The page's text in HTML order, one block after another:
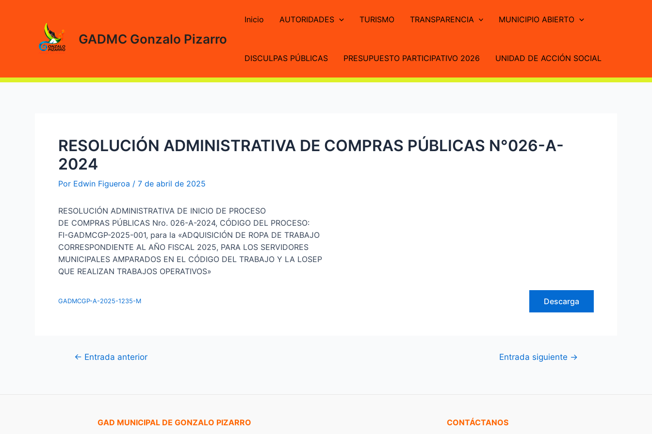
GADMC Gonzalo Pizarro
Inicio AUTORIDADES TURISMO TRANSPARENCIA MUNICIPIO ABIERTO
DISCULPAS PÚBLICAS PRESUPUESTO PARTICIPATIVO 2026 UNIDAD DE ACCIÓN SOCIAL
RESOLUCIÓN ADMINISTRATIVA DE COMPRAS PÚBLICAS N°026-A-
2024
Por Edwin Figueroa / 7 de abril de 2025
RESOLUCIÓN ADMINISTRATIVA DE INICIO DE PROCESO
DE COMPRAS PÚBLICAS Nro. 026-A-2024, CÓDIGO DEL PROCESO:
FI-GADMCGP-2025-001, para la «ADQUISICIÓN DE ROPA DE TRABAJO
CORRESPONDIENTE AL AÑO FISCAL 2025, PARA LOS SERVIDORES
MUNICIPALES AMPARADOS EN EL CÓDIGO DEL TRABAJO Y LA LOSEP
QUE REALIZAN TRABAJOS OPERATIVOS»
GADMCGP-A-2025-1235-M Descarga
Navegación
← Entrada anterior Entrada siguiente →
GAD MUNICIPAL DE GONZALO PIZARRO CONTÁCTANOS